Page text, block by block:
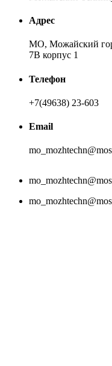
Адрес
МО, Можайский
7В корпус 1
Телефон
+7(49638) 23-603
Email